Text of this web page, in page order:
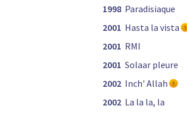
1998 Paradisiaque
2001 Hasta la vista
2001 RMI
2001 Solaar pleure
2002 Inch' Allah
2002 La la la, la